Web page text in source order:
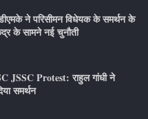
ने परिसीमन विधेयक के समर्थन के
के सामने नई चुनौती
JSSC Protest: राहुल गांधी ने
समर्थन